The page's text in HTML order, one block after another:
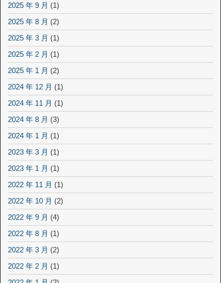
2025 年 9 月 (1)
2025 年 8 月 (2)
2025 年 3 月 (1)
2025 年 2 月 (1)
2025 年 1 月 (2)
2024 年 12 月 (1)
2024 年 11 月 (1)
2024 年 8 月 (3)
2024 年 1 月 (1)
2023 年 3 月 (1)
2023 年 1 月 (1)
2022 年 11 月 (1)
2022 年 10 月 (2)
2022 年 9 月 (4)
2022 年 8 月 (1)
2022 年 3 月 (2)
2022 年 2 月 (1)